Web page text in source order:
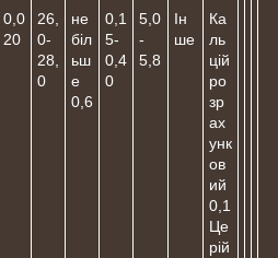
0,0
20
26,
0-
28,
0
не
біл
ьш
е
0,6
0,1
5-
0,4
0
5,0
-
5,8
Ін
ше
Ка
ль
цій
ро
зр
ах
унк
ов
ий
0,1
Це
рій